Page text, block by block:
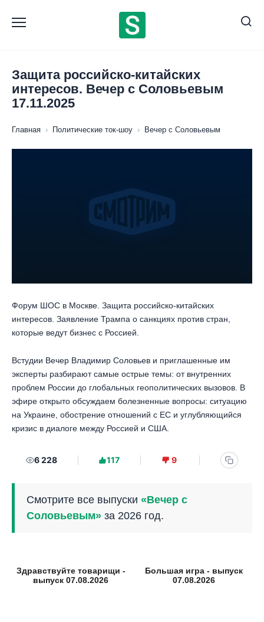
содержанию
Защита российско-китайских
интересов. Вечер с Соловьевым
17.11.2025
Главная › Политические ток-шоу › Вечер с Соловьевым
Форум ШОС в Москве. Защита российско-китайских
интересов. Заявление Трампа о санкциях против стран,
которые ведут бизнес с Россией.
Встудии Вечер Владимир Соловьев и приглашенные им
эксперты разбирают самые острые темы: от внутренних
проблем России до глобальных геополитических вызовов. В
эфире открыто обсуждаем болезненные вопросы: ситуацию
на Украине, обострение отношений с ЕС и углубляющийся
кризис в диалоге между Россией и США.
6 228 117 9
Смотрите все выпуски «Вечер с
Соловьевым» за 2026 год.
Здравствуйте товарищи -
выпуск 07.08.2026
Большая игра - выпуск
07.08.2026